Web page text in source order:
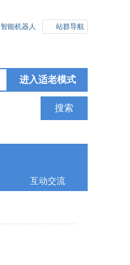
站群导航
智能机器人
进入适老模式
互动交流